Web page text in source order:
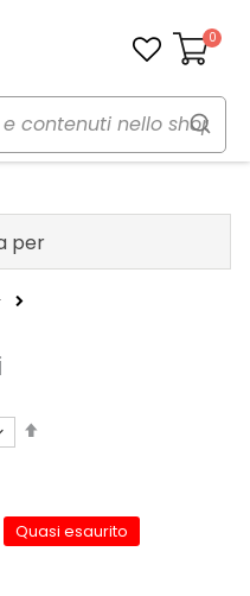
Carrello
0
Imposta
Quasi esaurito
per